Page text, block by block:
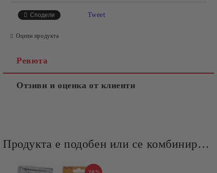
Сподели Tweet
Оцени продукта
Ревюта
Отзиви и оценка от клиенти
Продукта е подобен или се комбинира добре и със следните продукти :